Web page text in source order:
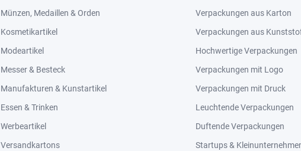
Münzen, Medaillen & Orden
Kosmetikartikel
Modeartikel
Messer & Besteck
Manufakturen & Kunstartikel
Essen & Trinken
Werbeartikel
Versandkartons
Verpackungen aus Karton
Verpackungen aus
Hochwertige Verpackungen
Verpackungen mit Logo
Verpackungen mit Druck
Leuchtende Verpackungen
Duftende Verpackungen
Startups &